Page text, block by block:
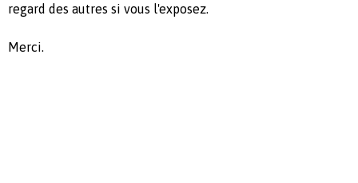
regard des autres si vous l'exposez.
Merci.